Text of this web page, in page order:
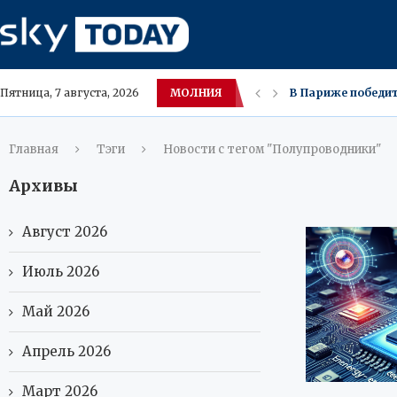
Пятница, 7 августа, 2026 МОЛНИЯ В Париже
7 августа в
Орехи улучшают
Внешняя
МИД России:
Wildberries
Свиное сало в
Главная Тэги Новости с тегом "Полупроводники"
Архивы
Август 2026
Июль 2026
Май 2026
Апрель 2026
Март 2026